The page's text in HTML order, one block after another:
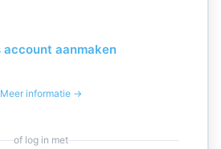
account aanmaken
Meer informatie →
of log in met